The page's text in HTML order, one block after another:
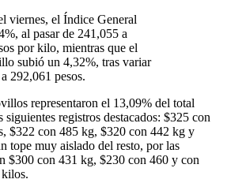
viernes, el Índice General
al pasar de 241,055 a
por kilo, mientras que el
subió un 4,32%, tras variar
292,061 pesos.
representaron el 13,09% del total
registros destacados: $325 con
$322 con 485 kg, $320 con 442 kg y
tope muy aislado del resto, por las
$300 con 431 kg, $230 con 460 y con